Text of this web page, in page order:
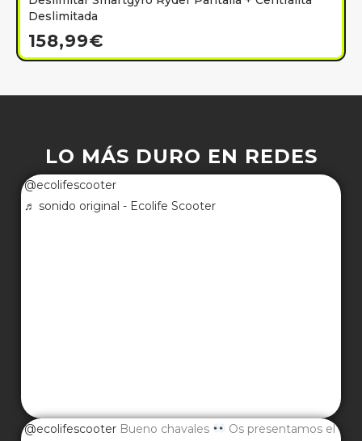
Deslimitada
158,99€
LO MÁS DURO EN REDES
@ecolifescooter
♬ sonido original - Ecolife Scooter
@ecolifescooter Bueno chavales
Os presentamos el